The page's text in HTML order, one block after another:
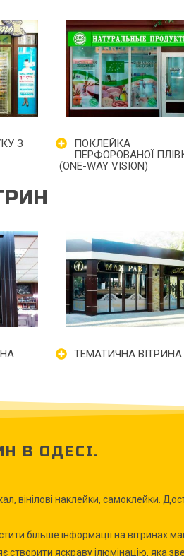
З
ПОКЛЕЙКА
ПЕРФОРОВАНОЇ
(ONE-WAY VISION)
ТЕМАТИЧНА ВІТРИНА
В ОДЕСІ.
вінілові наклейки, самоклейки.
більше інформації на вітринах
яскраву ілюмінацію, яка